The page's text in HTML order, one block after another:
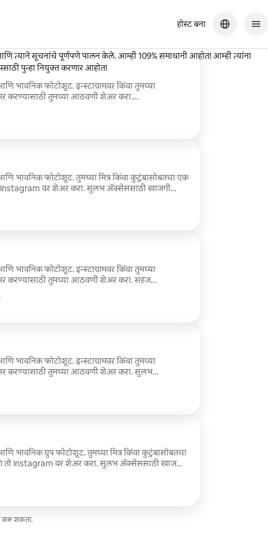
होस्ट बना
भावनिक फोटोशूट. इन्स्टाग्रामवर किंवा तुमच्या
करण्यासाठी तुमच्या आठवणी शेअर करा.
5–10 फोटो मिळवा, जे सहज ॲक्सेससाठी खाजगी
डिलिव्हर केले जातील.
तुमच्या मित्र किंवा कुटुंबासोबतचा एक
वर शेअर करा. सुलभ ॲक्सेससाठी खाजगी
डिलिव्हर केलेले 15 -20 व्यावसायिकरित्या संपादित
भावनिक फोटोशूट. इन्स्टाग्रामवर किंवा तुमच्या
करण्यासाठी तुमच्या आठवणी शेअर करा. सहज
फक्त 48 तासांमध्ये डिलिव्हर केलेले 20 -30
फोटोज मिळवा.
भावनिक फोटोशूट. इन्स्टाग्रामवर किंवा तुमच्या
करण्यासाठी तुमच्या आठवणी शेअर करा. सुलभ
फक्त 48 तासांमध्ये डिलिव्हर केलेले 30 -40
फोटोज मिळवा.
तुमच्या मित्र किंवा कुटुंबासोबतचा
Instagram वर शेअर करा. सुलभ ॲक्सेससाठी खाजगी
डिलिव्हर केलेले 15 -20 व्यावसायिकरित्या संपादित
करू शकता.
सूचनांचे पूर्णपणे पालन केले. आम्ही 109% समाधानी आहोत! आम्ही त्यांना
पुन्हा नियुक्त करणार आहोत!